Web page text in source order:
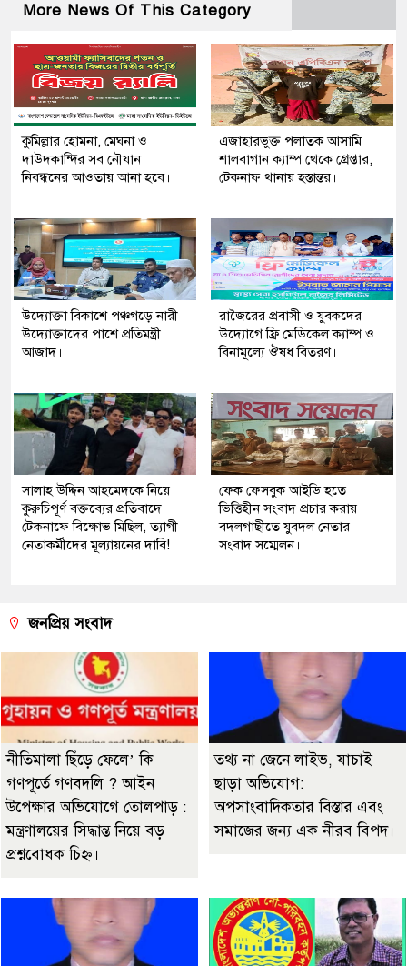
More News Of This Category
কুমিল্লার হোমনা, মেঘনা ও
দাউদকান্দির সব নৌযান
নিবন্ধনের আওতায় আনা হবে।
এজাহারভুক্ত পলাতক আসামি
শালবাগান ক্যাম্প থেকে গ্রেপ্তার,
টেকনাফ থানায় হস্তান্তর।
উদ্যোক্তা বিকাশে পঞ্চগড়ে নারী
উদ্যোক্তাদের পাশে প্রতিমন্ত্রী
আজাদ।
রাজৈরের‌ প্রবাসী ও যুবকদের
উদ্যোগে ফ্রি মেডিকেল ক্যাম্প ও
বিনামূল্যে ঔষধ বিতরণ।
সালাহ উদ্দিন আহমেদকে নিয়ে
কুরুচিপূর্ণ বক্তব্যের প্রতিবাদে
টেকনাফে বিক্ষোভ মিছিল, ত্যাগী
নেতাকর্মীদের মূল্যায়নের দাবি!
ফেক ফেসবুক আইডি হতে
ভিত্তিহীন সংবাদ প্রচার করায়
বদলগাছীতে যুবদল নেতার
সংবাদ সম্মেলন।
জনপ্রিয় সংবাদ
নীতিমালা ছিঁড়ে ফেলে’ কি
গণপূর্তে গণবদলি ? আইন
উপেক্ষার অভিযোগে তোলপাড় :
মন্ত্রণালয়ের সিদ্ধান্ত নিয়ে বড়
প্রশ্নবোধক চিহ্ন।
তথ্য না জেনে লাইভ, যাচাই
ছাড়া অভিযোগ:
অপসাংবাদিকতার বিস্তার এবং
সমাজের জন্য এক নীরব বিপদ।